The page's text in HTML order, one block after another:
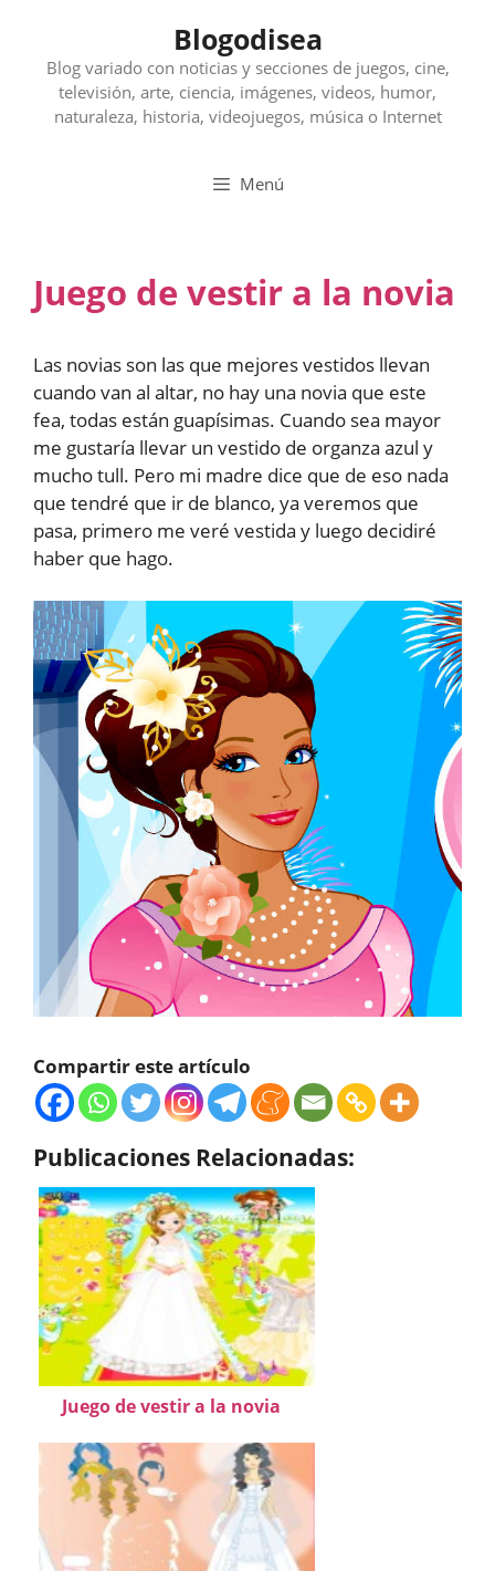
contenido
Blogodisea
Blog variado con noticias y secciones de juegos, cine,
televisión, arte, ciencia, imágenes, videos, humor,
naturaleza, historia, videojuegos, música o Internet
Menú
Juego de vestir a la novia
Las novias son las que mejores vestidos llevan
cuando van al altar, no hay una novia que este
fea, todas están guapísimas. Cuando sea mayor
me gustaría llevar un vestido de organza azul y
mucho tull. Pero mi madre dice que de eso nada
que tendré que ir de blanco, ya veremos que
pasa, primero me veré vestida y luego decidiré
haber que hago.
Compartir este artículo
Publicaciones Relacionadas:
Juego de vestir a la novia